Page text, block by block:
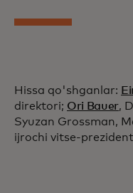
Hissa qo'shganlar:
direktori; Ori Bauer,
Syuzan Grossman,
ijrochi vitse-prezident